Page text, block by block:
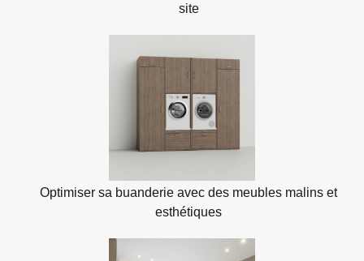
site
Optimiser sa buanderie avec des meubles malins et
esthétiques